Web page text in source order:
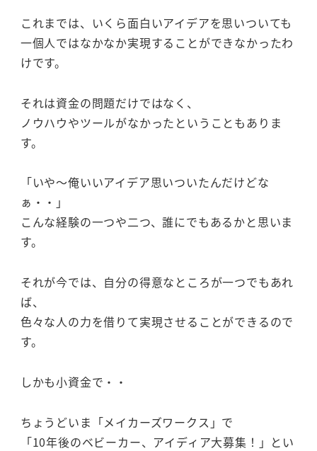
これまでは、いくら面白いアイデアを思いついても
一個人ではなかなか実現することができなかったわ
けです。
それは資金の問題だけではなく、
ノウハウやツールがなかったということもありま
す。
「いや～俺いいアイデア思いついたんだけどな
ぁ・・」
こんな経験の一つや二つ、誰にでもあるかと思いま
す。
それが今では、自分の得意なところが一つでもあれ
ば、
色々な人の力を借りて実現させることができるので
す。
しかも小資金で・・
ちょうどいま「メイカーズワークス」で
「10年後のベビーカー、アイディア大募集！」とい